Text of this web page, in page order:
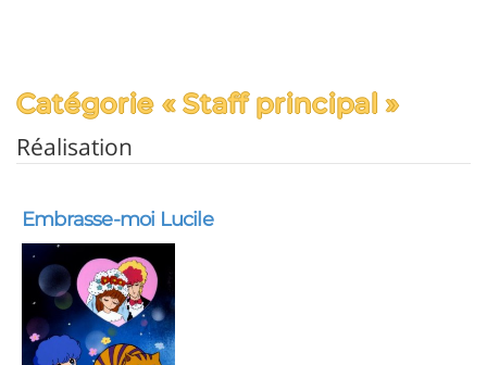
Catégorie « Staff principal »
Réalisation
Embrasse-moi Lucile